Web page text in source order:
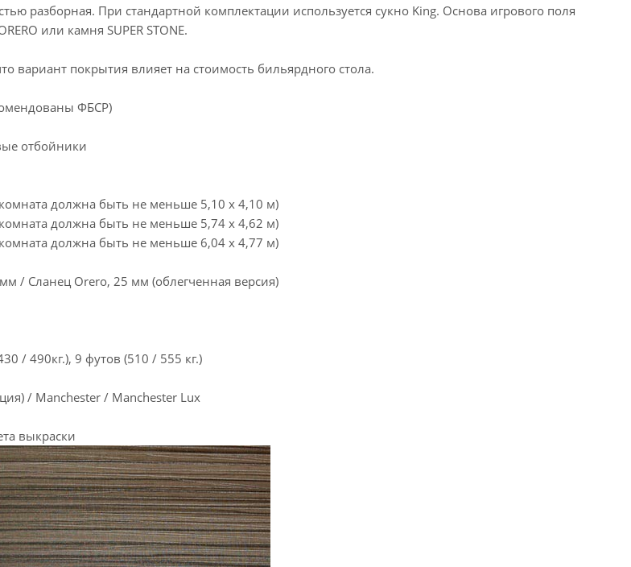
разборная. При стандартной комплектации используется сукно King. Основа игрового поля
или камня SUPER STONE.
вариант покрытия влияет на стоимость бильярдного стола.
ФБСР)
отбойники
должна быть не меньше 5,10 х 4,10 м)
должна быть не меньше 5,74 х 4,62 м)
должна быть не меньше 6,04 х 4,77 м)
/ Сланец Orero, 25 мм (облегченная версия)
/ 490кг.), 9 футов (510 / 555 кг.)
/ Manchester / Manchester Lux
выкраски